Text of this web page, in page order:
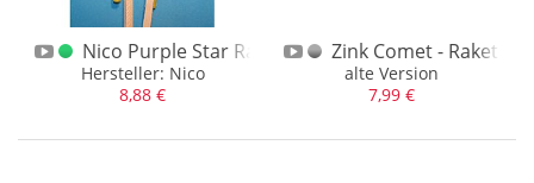
Weco(325)
Wicke(4)
(20)
Nico Purple Star Rakete gewürgt
Hersteller: Nico
8,88 €
Zink Comet - Rakete
alte Version
7,99 €